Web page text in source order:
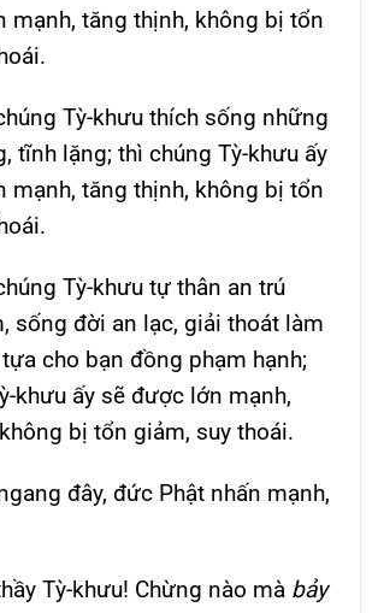
mạnh, tăng thịnh, không bị tổn
Tỳ-khưu thích sống những
tĩnh lặng; thì chúng Tỳ-khưu ấy
mạnh, tăng thịnh, không bị tổn
Tỳ-khưu tự thân an trú
sống đời an lạc, giải thoát làm
cho bạn đồng phạm hạnh;
khưu ấy sẽ được lớn mạnh,
bị tổn giảm, suy thoái.
đây, đức Phật nhấn mạnh,
Tỳ-khưu! Chừng nào mà bảy